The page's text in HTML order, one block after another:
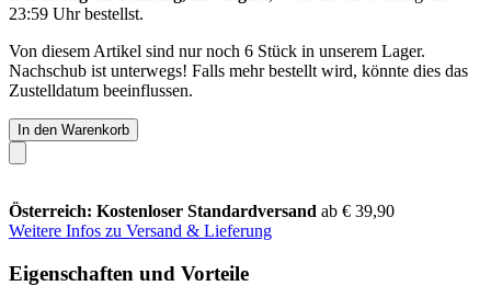
23:59 Uhrbestellst.
Von diesem Artikel sind nur noch 6 Stück in unserem Lager.
Nachschub ist unterwegs! Falls mehr bestellt wird, könnte dies das
Zustelldatum beeinflussen.
In den Warenkorb
Österreich: Kostenloser Standardversand ab € 39,90
Weitere Infos zu Versand & Lieferung
Eigenschaften und Vorteile